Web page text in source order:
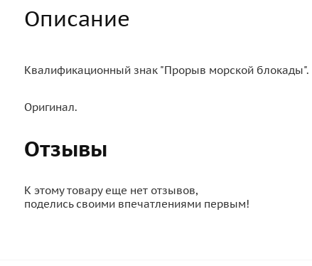
Описание
Квалификационный знак "Прорыв морской
Оригинал.
Отзывы
К этому товару еще нет отзывов,
поделись своими впечатлениями первым!